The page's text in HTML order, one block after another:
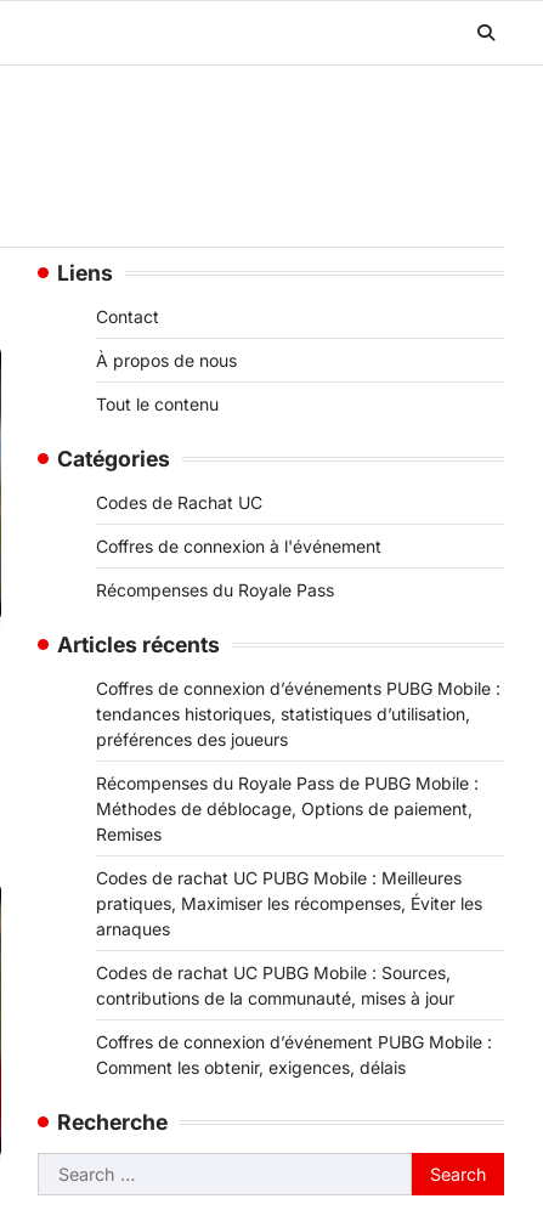
Liens
Contact
À propos de nous
Tout le contenu
Catégories
Codes de Rachat UC
Coffres de connexion à l'événement
Récompenses du Royale Pass
Articles récents
Coffres de connexion d’événements PUBG Mobile :
tendances historiques, statistiques d’utilisation,
préférences des joueurs
Récompenses du Royale Pass de PUBG Mobile :
Méthodes de déblocage, Options de paiement,
Remises
Codes de rachat UC PUBG Mobile : Meilleures
pratiques, Maximiser les récompenses, Éviter les
arnaques
Codes de rachat UC PUBG Mobile : Sources,
contributions de la communauté, mises à jour
Coffres de connexion d’événement PUBG Mobile :
Comment les obtenir, exigences, délais
Recherche
Search
for: